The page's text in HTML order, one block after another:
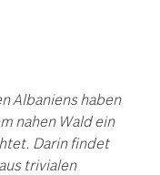
Albaniens haben
nahen Wald ein
Darin findet
trivialen